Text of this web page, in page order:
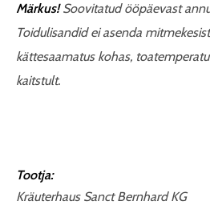
Märkus!Soovitatud ööpäevast
Toidulisandid ei asenda
kättesaamatus kohas,
kaitstult.
Tootja:
Kräuterhaus Sanct Bernhard KG